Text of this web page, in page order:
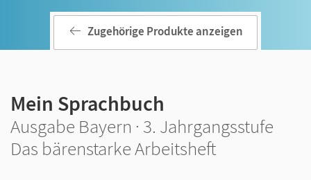
Zugehörige Produkte anzeigen
Mein Sprachbuch
Ausgabe Bayern · 3. Jahrgangsstufe
Das bärenstarke Arbeitsheft